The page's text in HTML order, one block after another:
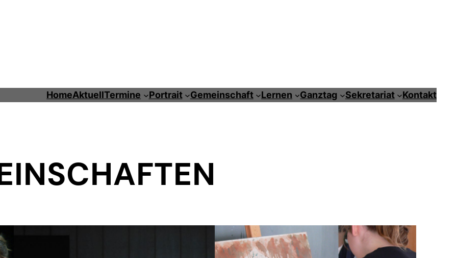
HomeAktuellTermine Portrait Gemeinschaft Lernen Ganztag Sekretariat Kontakt